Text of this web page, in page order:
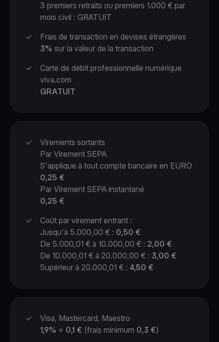
3 premiers retraits ou premiers 1.000 € par
mois civil : GRATUIT
✓
Frais de transaction en devises étrangères
3% sur la valeur de la transaction
✓
Carte de débit professionnelle numérique
viva.com
GRATUIT
✓
Virements sortants
Par Virement SEPA
S'applique à tout compte bancaire en EURO
0,25 €
Par Virement SEPA instantané
0,25 €
✓
Coût par virement entrant :
Jusqu'à 5.000,00 € : 0,50 €
De 5.000,01 € à 10.000,00 € : 2,00 €
De 10.000,01 € à 20.000,00 € : 3,00 €
Supérieur à 20.000,01 € : 4,50 €
✓
Visa, Mastercard, Maestro
1,9% + 0,1 € (frais minimum 0,3 €)